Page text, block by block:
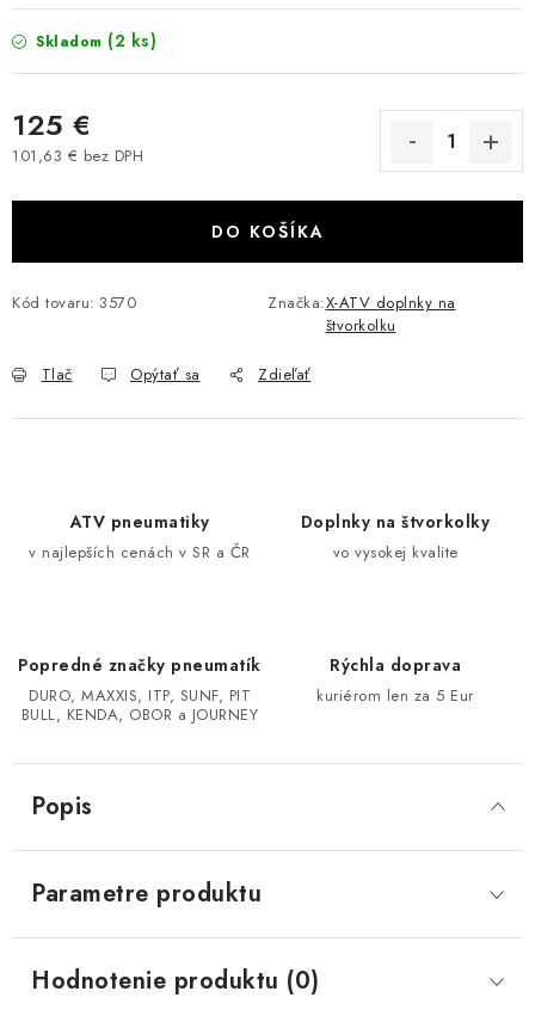
NOVINKY
VÝPREDAJ
AKCIA
INÉ PRÍSLUŠENSTVO
SUZUKI KINGQUAD 700/750 LTA
CAN AM RENEGADE 570/650/800/1000
CF MOTO CFORCE X850/X1000
POLARIS SPORTSMAN RZR 1000
LINHAI 400/500/M550/650
TGB BLADE 600/1000 LT LTX
Skladom (2 ks)
125 €
101,63 € bez DPH
DO KOŠÍKA
Kód tovaru: 3570 Značka:X-ATV doplnky na
štvorkolku
Tlač Opýtať sa Zdieľať
ATV pneumatiky
v najlepších cenách v SR a ČR
Doplnky na štvorkolky
vo vysokej kvalite
Popredné značky pneumatík
DURO, MAXXIS, ITP, SUNF, PIT
BULL, KENDA, OBOR a JOURNEY
Rýchla doprava
kuriérom len za 5 Eur
Popis
Parametre produktu
Hodnotenie produktu (0)